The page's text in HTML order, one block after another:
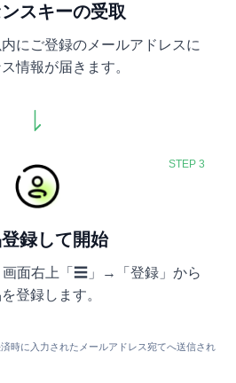
スキーの受取
にご登録のメールアドレスに
情報が届きます。
STEP 3
録して開始
画面右上「☰」→「登録」から
登録します。
時に入力されたメールアドレス宛てへ送信され